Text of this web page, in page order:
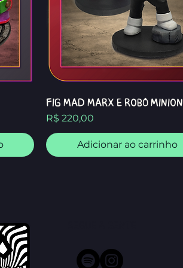
FIG MAD MARX e Robô Minion
Preço
R$ 220,00
Adicionar ao carrinho